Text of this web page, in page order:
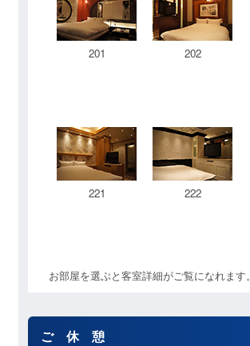
201 202
221 222
お部屋を選ぶと客室詳細がご覧になれます。
ご 休 憩